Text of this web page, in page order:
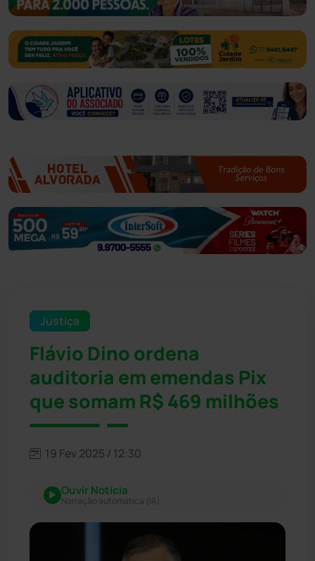
Justiça
Flávio Dino ordena
auditoria em emendas Pix
que somam R$ 469 milhões
19 Fev 2025 / 12:30
Ouvir Notícia
Narração automática (IA)